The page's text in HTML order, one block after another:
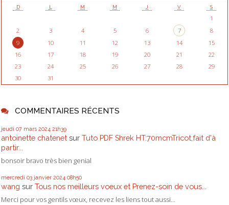
D L M M J V S
1
2
3 4 5 6 7
8
9
10 11 12 13 14
15
16
17 18 19 20 21
22
23
24 25 26 27 28
29
30
31
COMMENTAIRES RÉCENTS
jeudi 07 mars 2024 21h39
antoinette chatenet sur Tuto PDF Shrek HT:70mcmTricot,fait d'à
partir...
bonsoir bravo très bien genial
mercredi 03 janvier 2024 08h50
wang sur Tous nos meilleurs voeux et Prenez-soin de vous...
Merci pour vos gentils vœux, recevez les liens tout aussi...